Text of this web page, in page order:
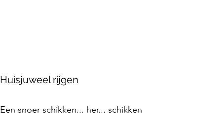
Huisjuweel rijgen
Een snoer schikken... her... schikken